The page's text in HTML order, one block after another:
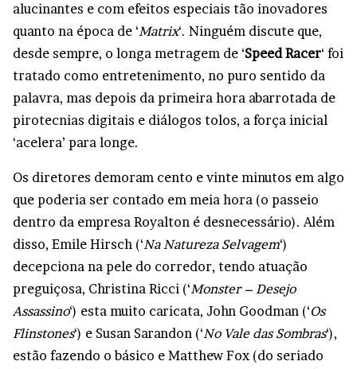
alucinantes e com efeitos especiais tão inovadores
quanto na época de ‘Matrix‘. Ninguém discute que,
desde sempre, o longa metragem de ‘Speed Racer‘ foi
tratado como entretenimento, no puro sentido da
palavra, mas depois da primeira hora abarrotada de
pirotecnias digitais e diálogos tolos, a força inicial
‘acelera’ para longe.
Os diretores demoram cento e vinte minutos em algo
que poderia ser contado em meia hora (o passeio
dentro da empresa Royalton é desnecessário). Além
disso, Emile Hirsch (‘Na Natureza Selvagem‘)
decepciona na pele do corredor, tendo atuação
preguiçosa, Christina Ricci (‘Monster – Desejo
Assassino‘) esta muito caricata, John Goodman (‘Os
Flinstones‘) e Susan Sarandon (‘No Vale das Sombras‘),
estão fazendo o básico e Matthew Fox (do seriado